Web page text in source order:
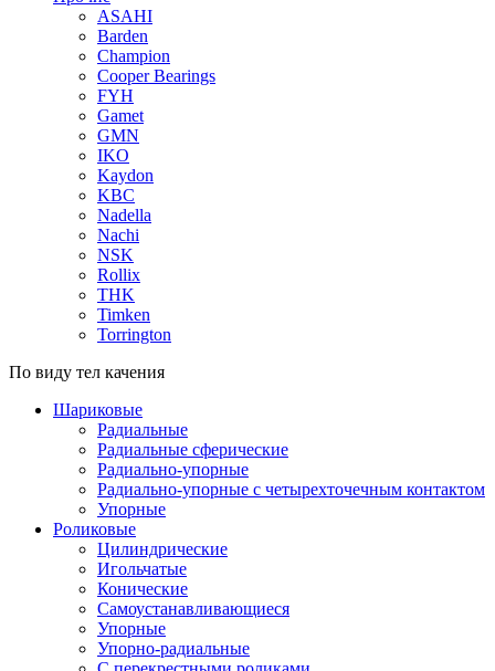
ASAHI
Barden
Champion
Cooper Bearings
FYH
Gamet
GMN
IKO
Kaydon
KBC
Nadella
Nachi
NSK
Rollix
THK
Timken
Torrington
По виду тел качения
Шариковые
Радиальные
Радиальные сферические
Радиально-упорные
Радиально-упорные с четырехточечным контактом
Упорные
Роликовые
Цилиндрические
Игольчатые
Конические
Самоустанавливающиеся
Упорные
Упорно-радиальные